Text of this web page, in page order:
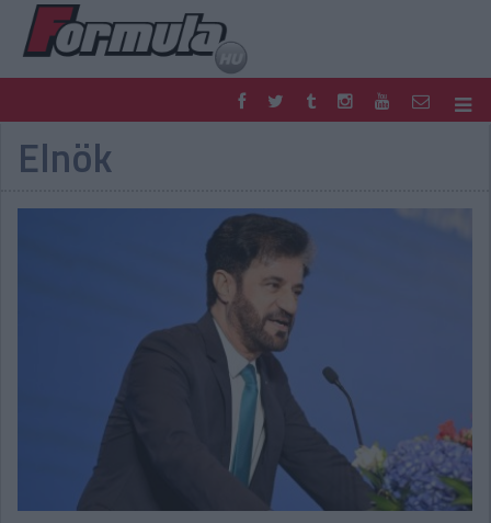
F1
FORMULA
EGYÉB
SHOP
TIPPJÁTÉK
PONTÁLLÁSOK
VERSENYNAPTÁRAK
Elnök